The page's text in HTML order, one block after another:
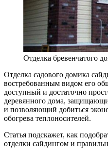
Отделка бревенчатого
Отделка садового домика
востребованным видом его
доступный и достаточно
деревянного дома,
и позволяющий добиться
обогрева теплоносителей.
Статья подскажет, как
отделки сайдингом и